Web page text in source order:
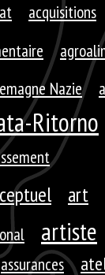
acquisitions
Nazie
Ritorno
art
artiste
assurances